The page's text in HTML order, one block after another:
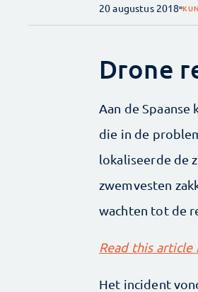
20 augustus 2018
Drone
Aan de
die in de
lokaliseerde de
zwemvesten
wachten tot de
Read this article
Het incident